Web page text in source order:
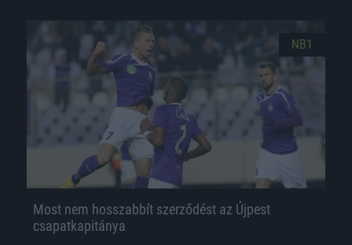
NB1
Most nem hosszabbít szerződést az Újpest
csapatkapitánya